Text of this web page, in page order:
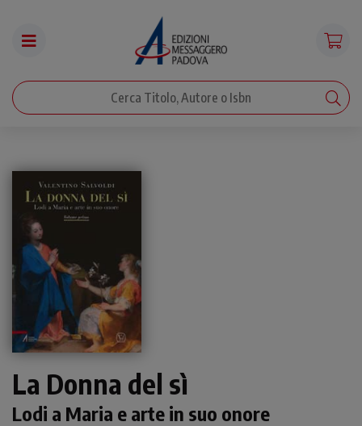
La Donna del sì
Lodi a Maria e arte in suo onore